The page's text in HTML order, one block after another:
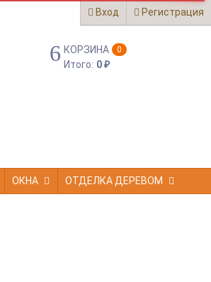
Вход Регистрация
КОРЗИНА 0
Итого: 0₽
ОКНА ОТДЕЛКА ДЕРЕВОМ